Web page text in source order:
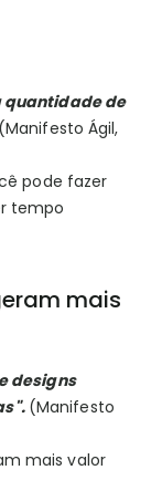
quantidade de
(Manifesto Ágil,
pode fazer
tempo
mais
designs
(Manifesto
mais valor